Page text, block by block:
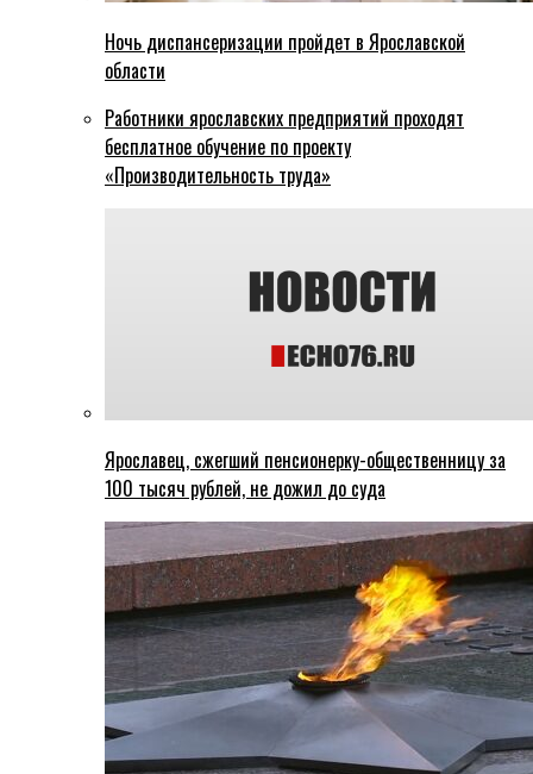
Ночь диспансеризации пройдет в Ярославской
области
Работники ярославских предприятий проходят
бесплатное обучение по проекту
«Производительность труда»
Ярославец, сжегший пенсионерку-общественницу за
100 тысяч рублей, не дожил до суда